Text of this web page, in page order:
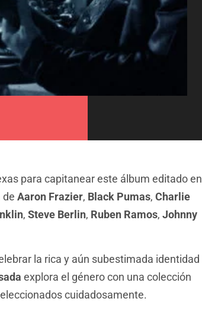
para capitanear este álbum editado en
de Aaron Frazier, Black Pumas, Charlie
, Steve Berlin, Ruben Ramos, Johnny
la rica y aún subestimada identidad
explora el género con una colección
cuidadosamente.